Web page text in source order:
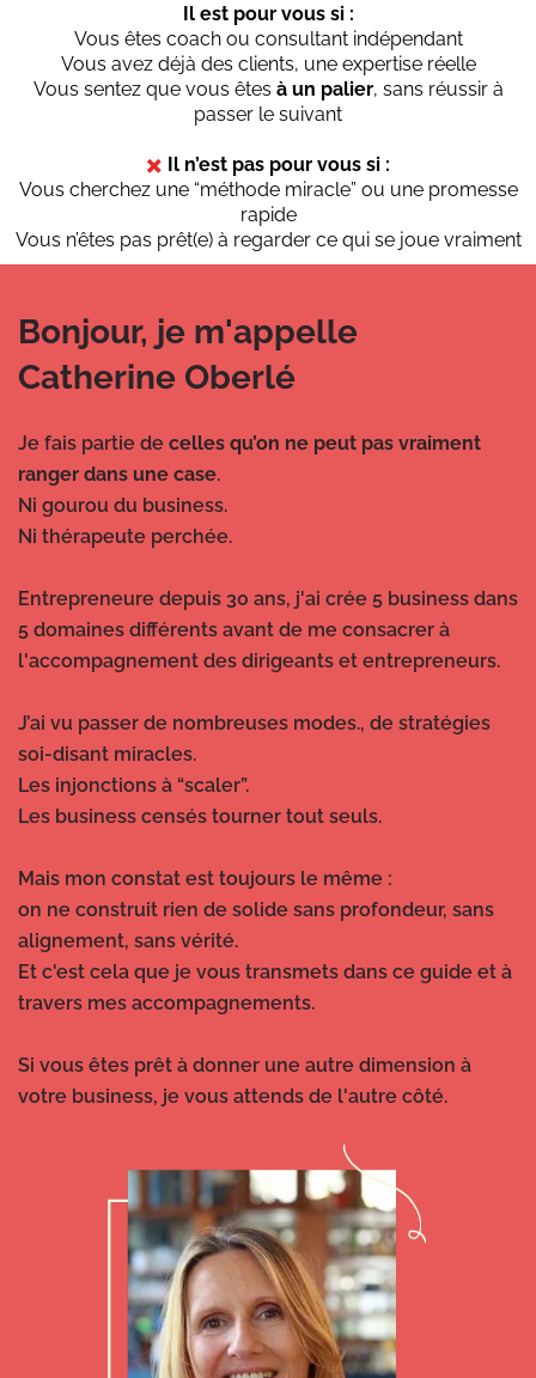
Il est pour vous si :
Vous êtes coach ou consultant indépendant
Vous avez déjà des clients, une expertise réelle
Vous sentez que vous êtes à un palier, sans réussir à
passer le suivant
✖️ Il n’est pas pour vous si :
Vous cherchez une “méthode miracle” ou une promesse
rapide
Vous n’êtes pas prêt(e) à regarder ce qui se joue vraiment
Bonjour, je m'appelle
Catherine Oberlé
Je fais partie de celles qu’on ne peut pas vraiment
ranger dans une case.
Ni gourou du business.
Ni thérapeute perchée.
Entrepreneure depuis 30 ans, j'ai crée 5 business dans
5 domaines différents avant de me consacrer à
l'accompagnement des dirigeants et entrepreneurs.
J’ai vu passer de nombreuses modes., de stratégies
soi-disant miracles.
Les injonctions à “scaler”.
Les business censés tourner tout seuls.
Mais mon constat est toujours le même :
on ne construit rien de solide sans profondeur, sans
alignement, sans vérité.
Et c'est cela que je vous transmets dans ce guide et à
travers mes accompagnements.
Si vous êtes prêt à donner une autre dimension à
votre business, je vous attends de l'autre côté.